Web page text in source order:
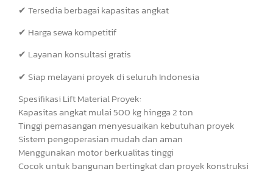
✔ Tersedia berbagai kapasitas angkat
✔ Harga sewa kompetitif
✔ Layanan konsultasi gratis
✔ Siap melayani proyek di seluruh Indonesia
Spesifikasi Lift Material Proyek:
Kapasitas angkat mulai 500 kg hingga 2 ton
Tinggi pemasangan menyesuaikan kebutuhan proyek
Sistem pengoperasian mudah dan aman
Menggunakan motor berkualitas tinggi
Cocok untuk bangunan bertingkat dan proyek konstruksi